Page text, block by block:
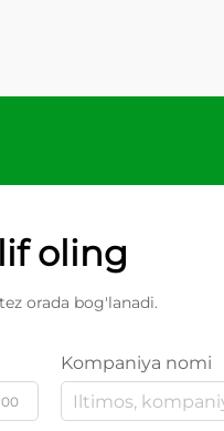
oling
orada bog'lanadi.
Kompaniya nomi